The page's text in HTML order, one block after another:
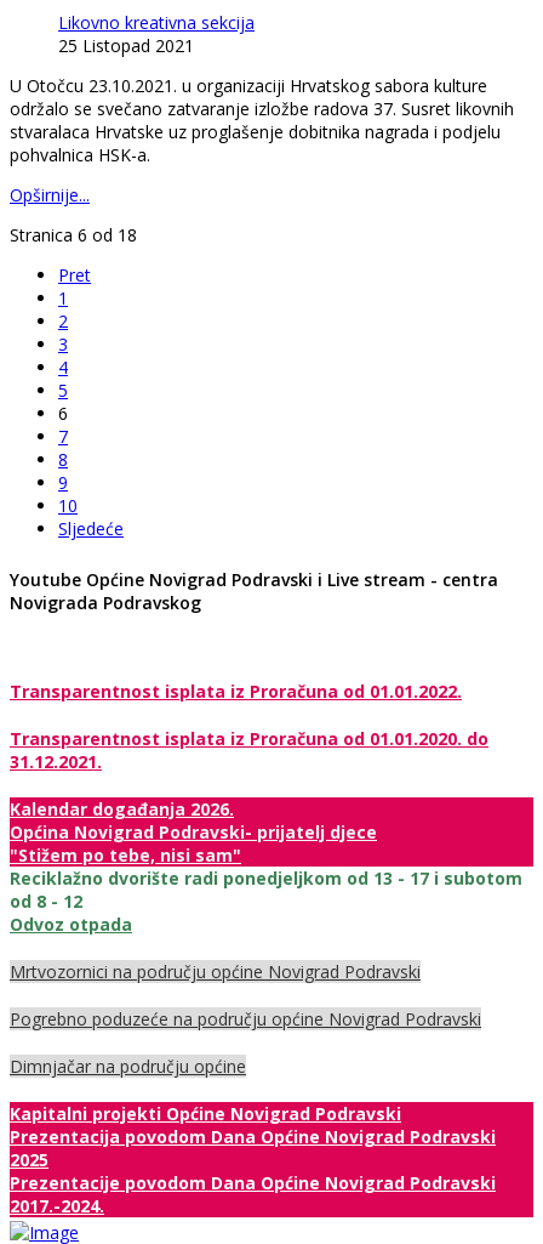
Likovno kreativna sekcija
25 Listopad 2021
U Otočcu 23.10.2021. u organizaciji Hrvatskog sabora kulture
održalo se svečano zatvaranje izložbe radova 37. Susret likovnih
stvaralaca Hrvatske uz proglašenje dobitnika nagrada i podjelu
pohvalnica HSK-a.
Opširnije...
Stranica 6 od 18
Pret
1
2
3
4
5
6
7
8
9
10
Sljedeće
Youtube Općine Novigrad Podravski i Live stream - centra
Novigrada Podravskog
Transparentnost isplata iz Proračuna od 01.01.2022.
Transparentnost isplata iz Proračuna od 01.01.2020. do
31.12.2021.
Kalendar događanja 2026.
Općina Novigrad Podravski- prijatelj djece
"Stižem po tebe, nisi sam"
Reciklažno dvorište radi ponedjeljkom od 13 - 17 i subotom
od 8 - 12
Odvoz otpada
Mrtvozornici na području općine Novigrad Podravski
Pogrebno poduzeće na području općine Novigrad Podravski
Dimnjačar na području općine
Kapitalni projekti Općine Novigrad Podravski
Prezentacija povodom Dana Općine Novigrad Podravski
2025
Prezentacije povodom Dana Općine Novigrad Podravski
2017.-2024.